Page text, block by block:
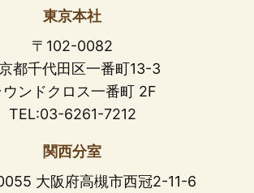
東京本社
〒102-0082
都千代田区一番町13-3
ウンドクロス一番町 2F
TEL:03-6261-7212
関西分室
大阪府高槻市西冠2-11-6